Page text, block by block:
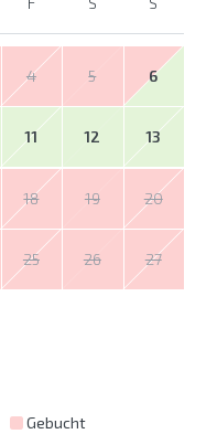
4 5 6
11 12 13
18 19 20
25 26 27
Gebucht